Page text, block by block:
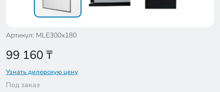
Артикул: MLE300x180
99 160₸
Узнать дилерскую цену
Под заказ